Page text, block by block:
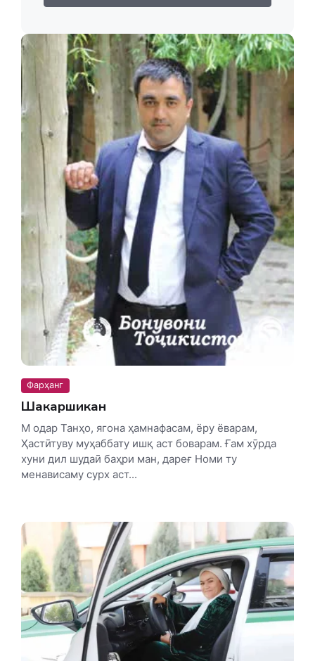
Фарҳанг
Шакаршикан
М одар Танҳо, ягона ҳамнафасам, ёру ёварам,
Ҳастӣтуву муҳаббату ишқ аст боварам. Ғам хӯрда
хуни дил шудаӣ баҳри ман, дареғ Номи ту
менависаму сурх аст...